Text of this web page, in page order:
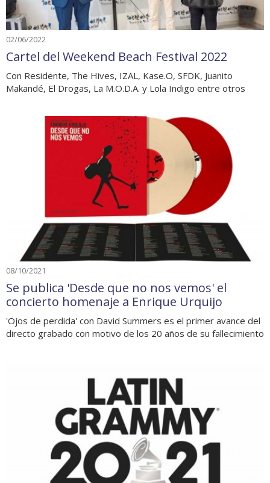
02/06/2022
Cartel del Weekend Beach Festival 2022
Con Residente, The Hives, IZAL, Kase.O, SFDK, Juanito
Makandé, El Drogas, La M.O.D.A. y Lola Indigo entre otros
08/10/2021
Se publica 'Desde que no nos vemos' el
concierto homenaje a Enrique Urquijo
'Ojos de perdida' con David Summers es el primer avance del
directo grabado con motivo de los 20 años de su fallecimiento